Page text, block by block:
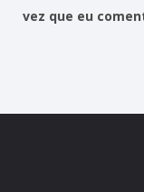
vez que eu